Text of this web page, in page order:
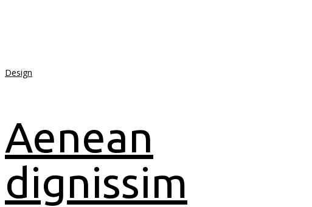
Design
Aenean
dignissim